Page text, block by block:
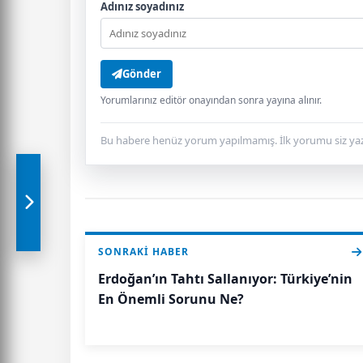
Adınız soyadınız
Gönder
Yorumlarınız editör onayından sonra yayına alınır.
Bu habere henüz yorum yapılmamış. İlk yorumu siz
SONRAKI HABER
Erdoğan’ın Tahtı Sallanıyor: Türkiye’nin
En Önemli Sorunu Ne?